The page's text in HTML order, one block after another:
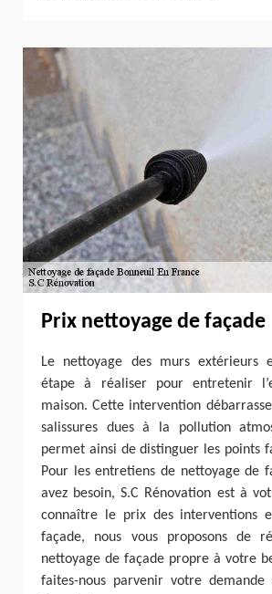
Prix nettoyage de façade
Le nettoyage des murs extérieurs
étape à réaliser pour entretenir
maison. Cette intervention
salissures dues à la pollution
permet ainsi de distinguer les points
Pour les entretiens de nettoyage de
avez besoin, S.C Rénovation est à
connaître le prix des interventions
façade, nous vous proposons de
nettoyage de façade propre à votre
faites-nous parvenir votre